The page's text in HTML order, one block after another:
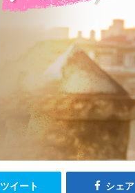
ツイート シェア